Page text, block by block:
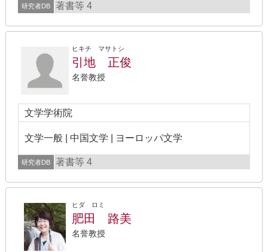
研究者DB 著書等 4
ヒキチ マサトシ
引地 正俊
名誉教授
文学学術院
文学一般 | 中国文学 | ヨーロッパ文学
研究者DB 著書等 4
ヒダ ロミ
肥田 路美
名誉教授